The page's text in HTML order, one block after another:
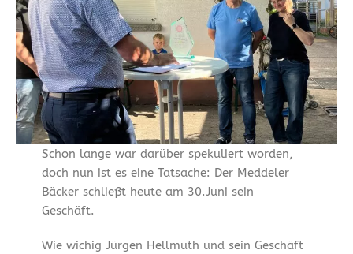
Schon lange war darüber spekuliert worden,
doch nun ist es eine Tatsache: Der Meddeler
Bäcker schließt heute am 30.Juni sein
Geschäft.
Wie wichig Jürgen Hellmuth und sein Geschäft